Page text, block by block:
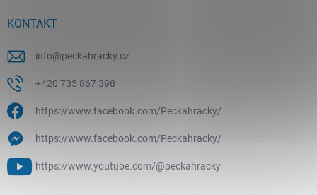
KONTAKT
info@peckahracky.cz
+420 735 867 398
https://www.facebook.com/Peckahracky/
https://www.facebook.com/Peckahracky/
https://www.youtube.com/@peckahracky